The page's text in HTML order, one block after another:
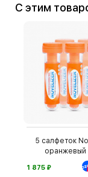
С этим
5 салфеток
оранжевый
1 875 ⃏